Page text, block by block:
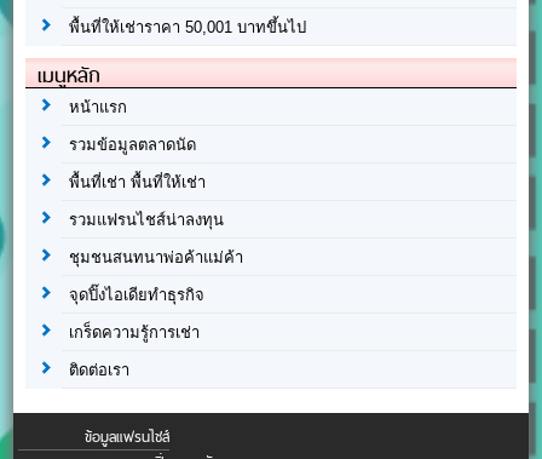
พื้นที่ให้เช่าราคา 50,001 บาทขึ้นไป
เมนูหลัก
หน้าแรก
รวมข้อมูลตลาดนัด
พื้นที่เช่า พื้นที่ให้เช่า
รวมแฟรนไชส์น่าลงทุน
ชุมชนสนทนาพ่อค้าแม่ค้า
จุดปิ๊งไอเดียทำธุรกิจ
เกร็ดความรู้การเช่า
ติดต่อเรา
ข้อมูลแฟรนไชส์